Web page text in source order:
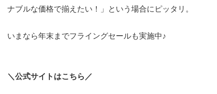
ナブルな価格で揃えたい！」という場合にピッタリ。
いまなら年末までフライングセールも実施中♪
＼公式サイトはこちら／